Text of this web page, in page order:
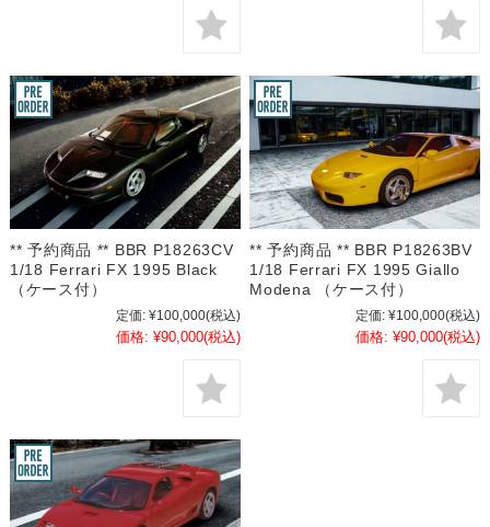
** 予約商品 ** BBR P18263CV
1/18 Ferrari FX 1995 Black
（ケース付）
定価: ¥100,000(税込)
価格: ¥90,000(税込)
** 予約商品 ** BBR P18263BV
1/18 Ferrari FX 1995 Giallo
Modena （ケース付）
定価: ¥100,000(税込)
価格: ¥90,000(税込)